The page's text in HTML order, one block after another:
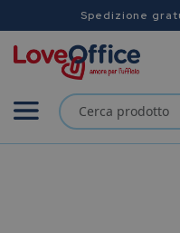
Spedizione